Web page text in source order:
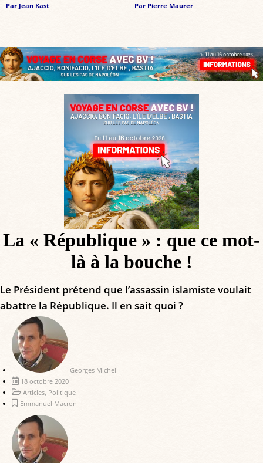
Par Jean Kast Par Pierre Maurer
La « République » : que ce mot-
là à la bouche !
Le Président prétend que l’assassin islamiste voulait
abattre la République. Il en sait quoi ?
Georges Michel
18 octobre 2020
Articles Politique
Emmanuel Macron